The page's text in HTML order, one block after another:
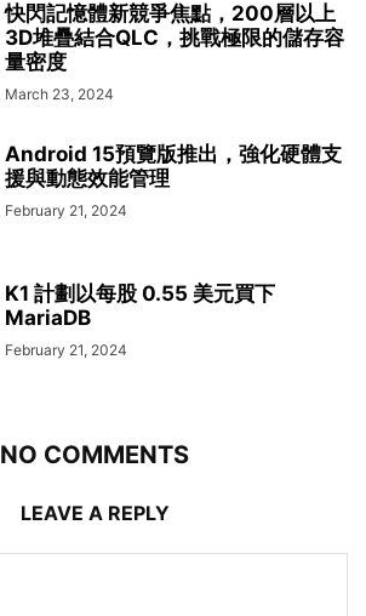
快閃記憶體新競爭焦點，200層以上
3D堆疊結合QLC，挑戰極限的儲存容
量密度
March 23, 2024
Android 15預覽版推出，強化硬體支
援與動態效能管理
February 21, 2024
K1 計劃以每股 0.55 美元買下
MariaDB
February 21, 2024
NO COMMENTS
LEAVE A REPLY